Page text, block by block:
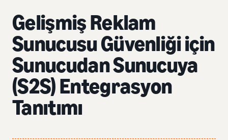
Gelişmiş Reklam
Sunucusu Güvenliği için
Sunucudan Sunucuya
(S2S) Entegrasyon
Tanıtımı